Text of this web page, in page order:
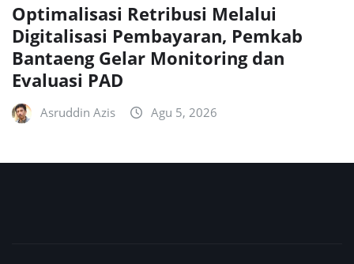
Optimalisasi Retribusi Melalui
Digitalisasi Pembayaran, Pemkab
Bantaeng Gelar Monitoring dan
Evaluasi PAD
Asruddin Azis Agu 5, 2026